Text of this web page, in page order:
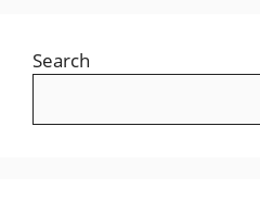
Search